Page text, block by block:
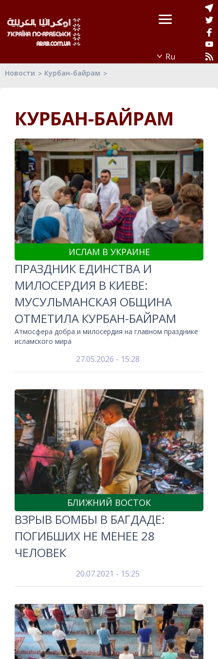
Новости Курбан-байрам
КУРБАН-БАЙРАМ
ИСЛАМ В УКРАИНЕ
ПРАЗДНИК ЕДИНСТВА И
МИЛОСЕРДИЯ В КИЕВЕ:
МУСУЛЬМАНСКАЯ ОБЩИНА
ОТМЕТИЛА КУРБАН-БАЙРАМ
Атмосфера добра и милосердия на главном празднике
исламского мира
27.05.2026 - 15:28
БЛИЖНИЙ ВОСТОК
ВЗРЫВ БОМБЫ В БАГДАДЕ:
ПОГИБШИХ НЕ МЕНЕЕ 28
ЧЕЛОВЕК
20.07.2021 - 15:25